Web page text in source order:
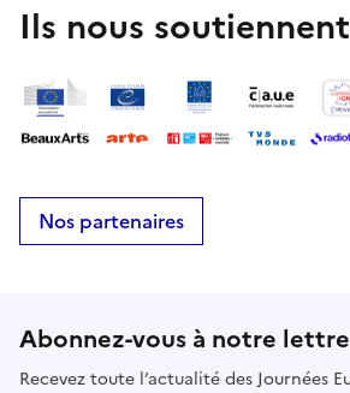
Ils nous soutiennent
Nos partenaires
Abonnez-vous à notre
Recevez toute l’actualité des Journées